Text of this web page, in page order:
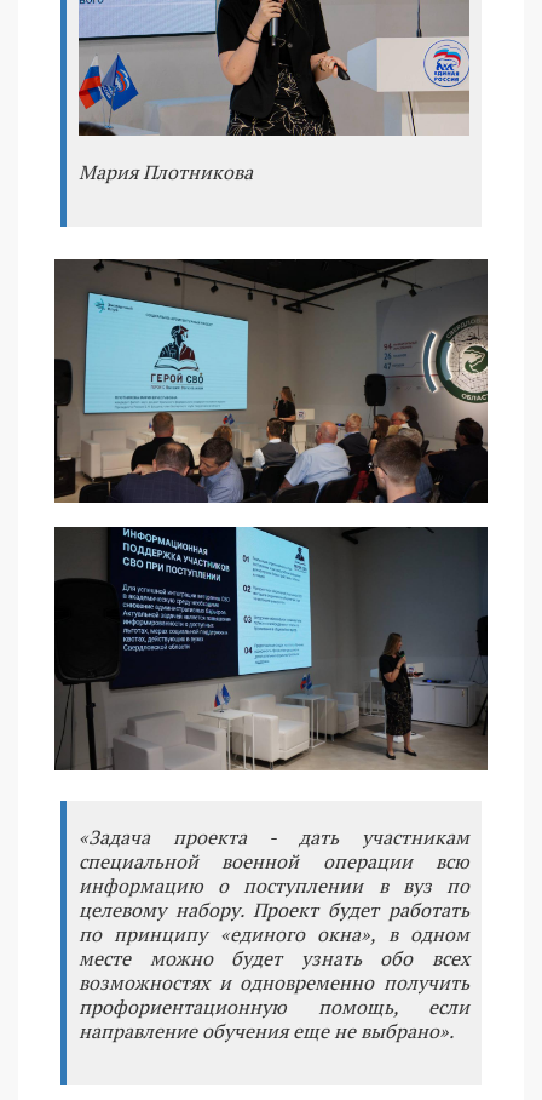
Мария Плотникова
«Задача проекта - дать участникам
специальной военной операции всю
информацию о поступлении в вуз по
целевому набору. Проект будет работать
по принципу «единого окна», в одном
месте можно будет узнать обо всех
возможностях и одновременно получить
профориентационную помощь, если
направление обучения еще не выбрано».